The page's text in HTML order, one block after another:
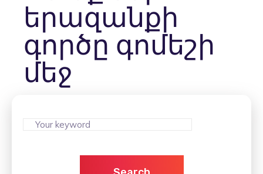
երազանքի
գործը գոմեշի
մեջ